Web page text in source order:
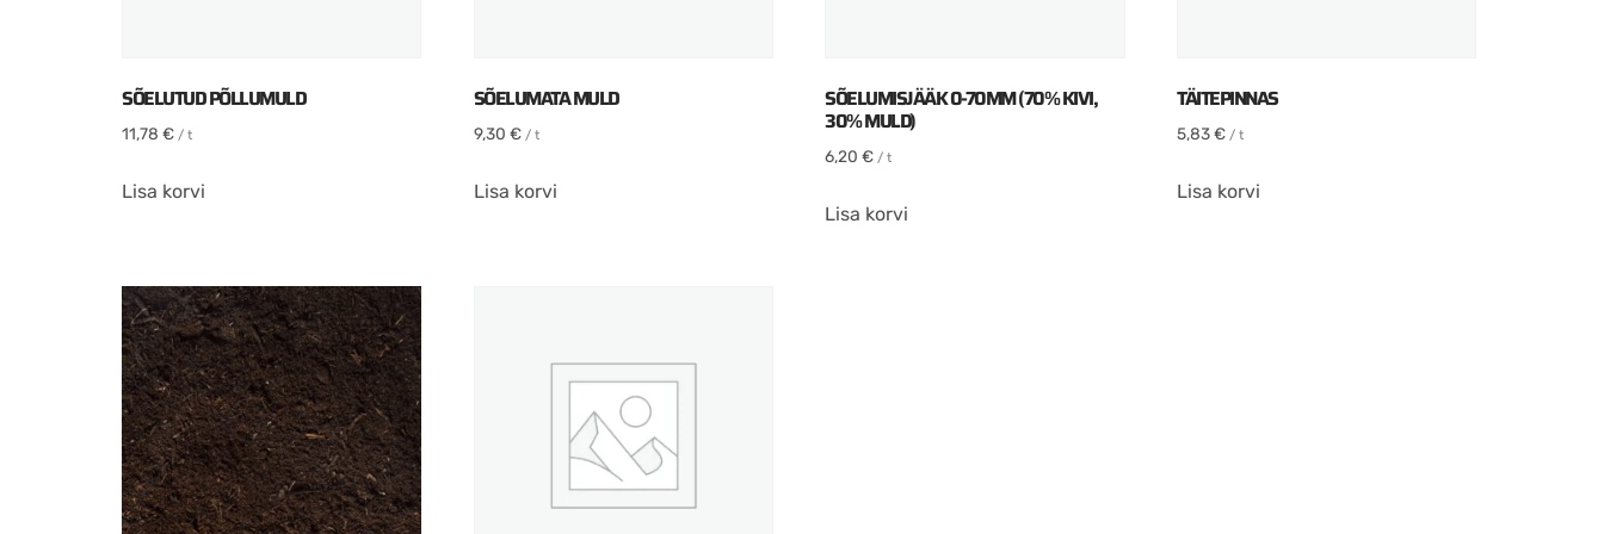
SÕELUTUD PÕLLUMULD
11,78 € / t
Lisa korvi
SÕELUMATA MULD
9,30 € / t
Lisa korvi
SÕELUMISJÄÄK 0-70MM (70% KIVI,
30% MULD)
6,20€ / t
Lisa korvi
TÄITEPINNAS
5,83€ / t
Lisa korvi